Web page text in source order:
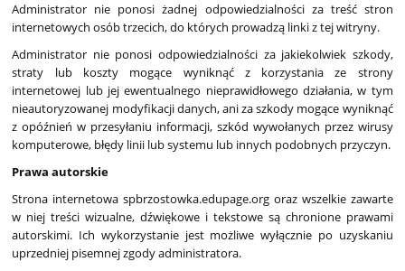
Administrator nie ponosi żadnej odpowiedzialności za treść stron
internetowych osób trzecich, do których prowadzą linki z tej witryny.
Administrator nie ponosi odpowiedzialności za jakiekolwiek szkody,
straty lub koszty mogące wyniknąć z korzystania ze strony
internetowej lub jej ewentualnego nieprawidłowego działania, w tym
nieautoryzowanej modyfikacji danych, ani za szkody mogące wyniknąć
z opóźnień w przesyłaniu informacji, szkód wywołanych przez wirusy
komputerowe, błędy linii lub systemu lub innych podobnych przyczyn.
Prawa autorskie
Strona internetowa spbrzostowka.edupage.org oraz wszelkie zawarte
w niej treści wizualne, dźwiękowe i tekstowe są chronione prawami
autorskimi. Ich wykorzystanie jest możliwe wyłącznie po uzyskaniu
uprzedniej pisemnej zgody administratora.